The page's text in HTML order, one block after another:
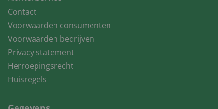
Contact
Voorwaarden consumenten
Voorwaarden bedrijven
Privacy statement
Herroepingsrecht
Huisregels